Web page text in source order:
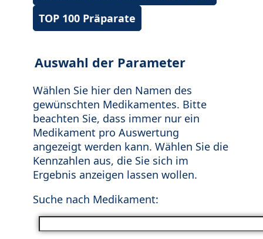
TOP 100 Präparate
Auswahl der Parameter
Wählen Sie hier den Namen des
gewünschten Medikamentes. Bitte
beachten Sie, dass immer nur ein
Medikament pro Auswertung
angezeigt werden kann. Wählen Sie die
Kennzahlen aus, die Sie sich im
Ergebnis anzeigen lassen wollen.
Suche nach Medikament: